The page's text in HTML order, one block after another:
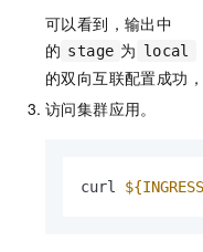
可以看到，输出中
的 stage 为 local
的双向互联配置成功
访问集群应用。
curl